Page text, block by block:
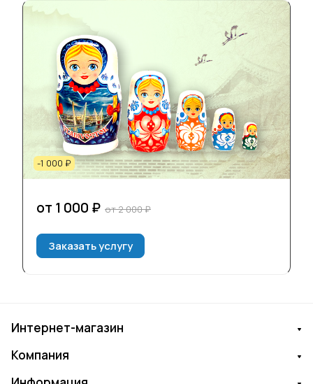
-1 000 ₽
от 1 000 ₽ от 2 000 ₽
Заказать услугу
Интернет-магазин
Компания